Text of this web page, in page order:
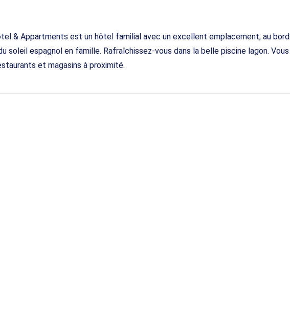
& Appartments est un hôtel familial avec un excellent emplacement, au bord
soleil espagnol en famille. Rafraîchissez-vous dans la belle piscine lagon. Vous
et magasins à proximité.